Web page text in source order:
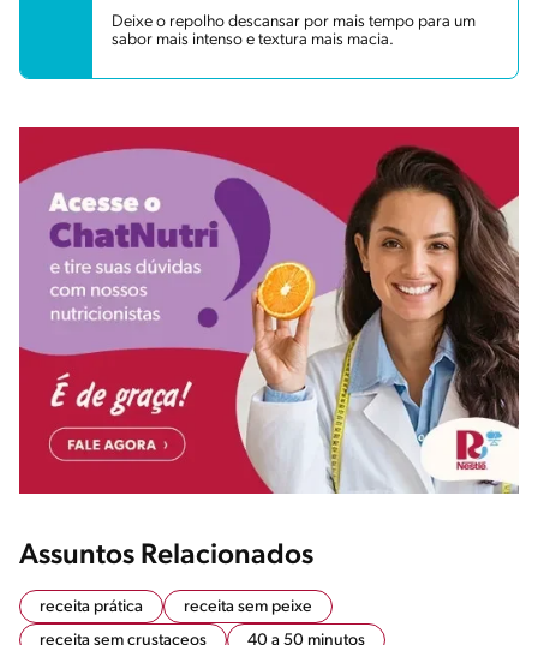
Deixe o repolho descansar por mais tempo para um
sabor mais intenso e textura mais macia.
Assuntos Relacionados
receita prática
receita sem peixe
receita sem crustaceos
40 a 50 minutos